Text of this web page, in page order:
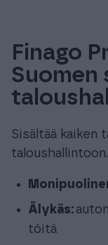
Finago
Suomen
Sisältää
taloushallintoon.
Älykäs:
töitä